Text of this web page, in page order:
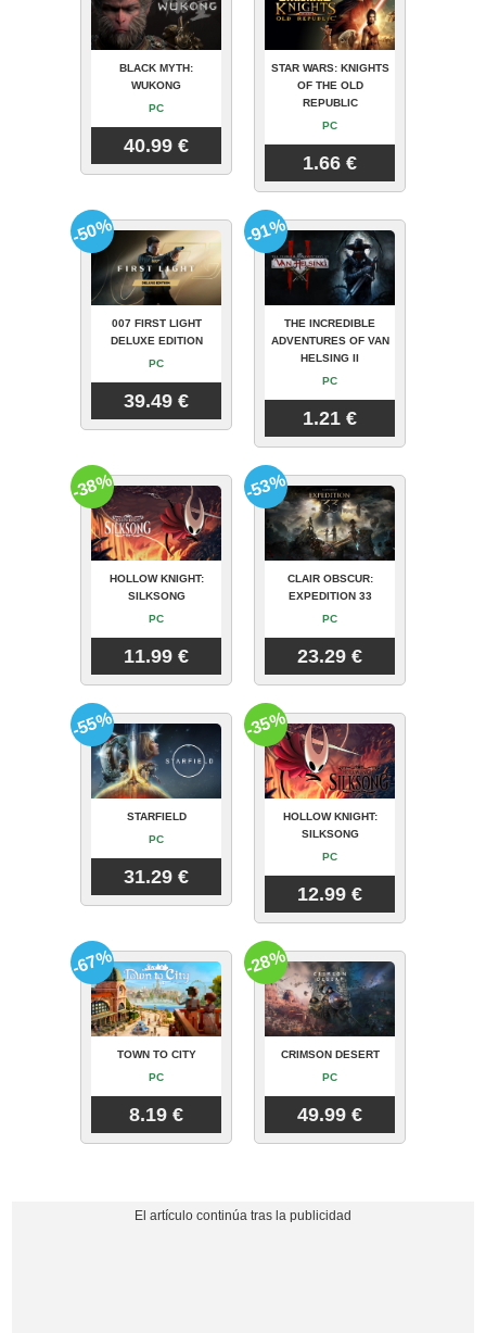
BLACK MYTH:
WUKONG
PC
40.99 €
STAR WARS: KNIGHTS
OF THE OLD
REPUBLIC
PC
1.66 €
007 FIRST LIGHT
DELUXE EDITION
PC
39.49 €
-50%
THE INCREDIBLE
ADVENTURES OF VAN
HELSING II
PC
1.21 €
-91%
HOLLOW KNIGHT:
SILKSONG
PC
11.99 €
-38%
CLAIR OBSCUR:
EXPEDITION 33
PC
23.29 €
-53%
STARFIELD
PC
31.29 €
-55%
HOLLOW KNIGHT:
SILKSONG
PC
12.99 €
-35%
TOWN TO CITY
PC
8.19 €
-67%
CRIMSON DESERT
PC
49.99 €
-28%